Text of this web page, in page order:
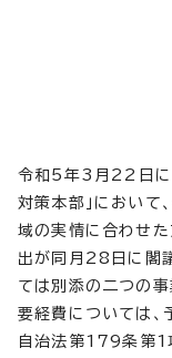
令和5年3月22日に
対策本部」において
域の実情に合わせ
出が同月28日に閣
ては別添の二つの事
要経費については、
自治法第179条第1